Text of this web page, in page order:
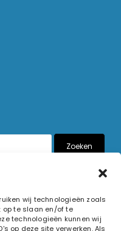
wij technologieën zoals
op te slaan en/of te
technologieën kunnen wij
op deze site verwerken. Als
Zoeken